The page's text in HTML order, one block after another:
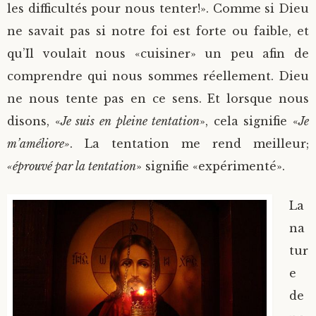
les difficultés pour nous tenter!». Comme si Dieu
ne savait pas si notre foi est forte ou faible, et
qu’Il voulait nous «cuisiner» un peu afin de
comprendre qui nous sommes réellement. Dieu
ne nous tente pas en ce sens. Et lorsque nous
disons, «Je suis en pleine tentation», cela signifie «Je
m’améliore». La tentation me rend meilleur;
«éprouvé par la tentation» signifie «expérimenté».
La
na
tur
e
de